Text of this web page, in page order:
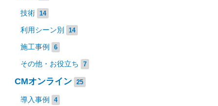
技術 14
利用シーン別 14
施工事例 6
その他・お役立ち 7
CMオンライン 25
導入事例 4